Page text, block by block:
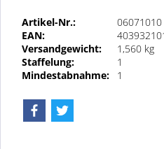
Artikel-Nr.:
06071010
EAN:
Versandgewicht:
1,560 kg
Staffelung:
1
Mindestabnahme:
1